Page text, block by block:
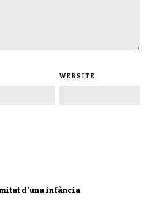
WEBSITE
d’una infància